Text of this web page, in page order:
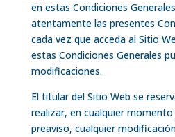
en estas Condiciones
atentamente las presentes
cada vez que acceda al Sitio
estas Condiciones Generales
modificaciones.
El titular del Sitio Web se
realizar, en cualquier momento
preaviso, cualquier